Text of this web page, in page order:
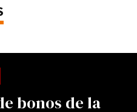
bonos de la